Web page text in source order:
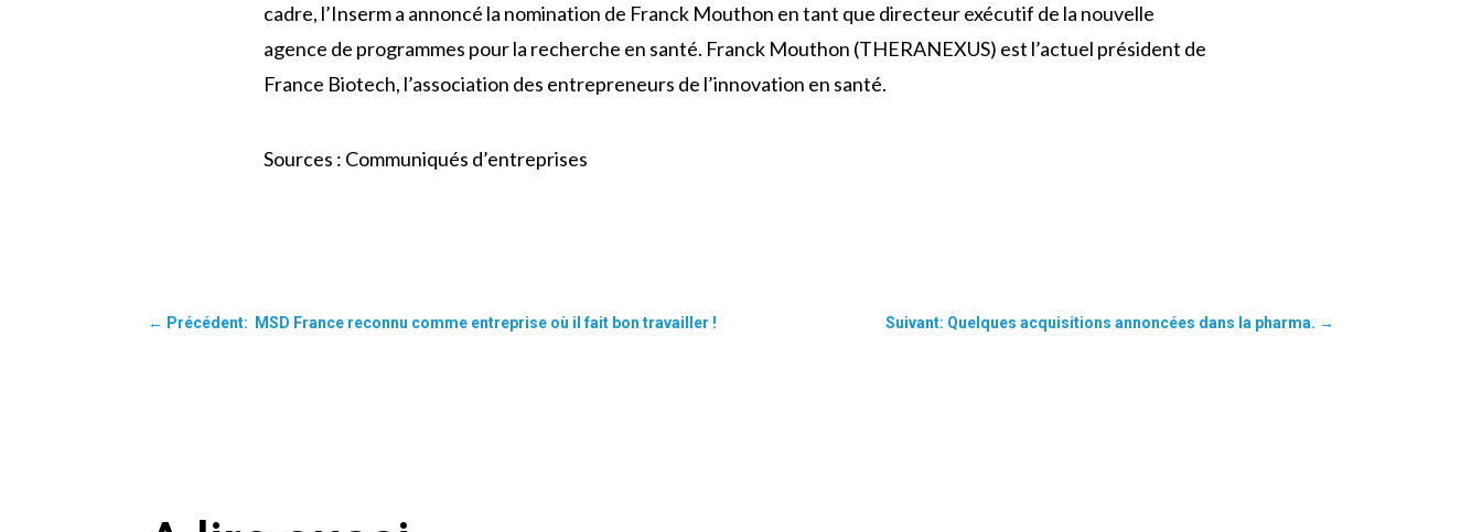
cadre, l’Inserm a annoncé la nomination de Franck Mouthon en tant que directeur exécutif de la nouvelle
agence de programmes pour la recherche en santé. Franck Mouthon (THERANEXUS) est l’actuel président de
France Biotech, l’association des entrepreneurs de l’innovation en santé.
Sources : Communiqués d’entreprises
← Précédent: MSD France reconnu comme entreprise où il fait bon travailler ! Suivant: Quelques acquisitions annoncées dans la pharma. →